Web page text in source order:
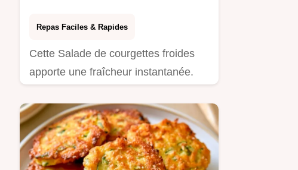
Repas Faciles & Rapides
Cette Salade de courgettes froides
apporte une fraîcheur instantanée.